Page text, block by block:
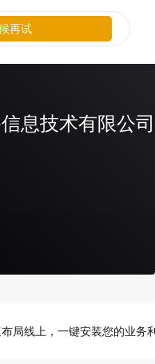
息技术有限公司
局线上，一键安装您的业务
再试